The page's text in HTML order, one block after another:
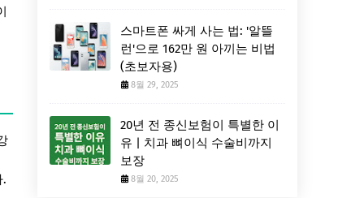
.
스마트폰 싸게 사는 법: '알뜰
런'으로 162만 원 아끼는 비법
(초보자용)
8월 29, 2025
20년 전 종신보험이 특별한 이
유 | 치과 뼈이식 수술비까지
보장
8월 20, 2025